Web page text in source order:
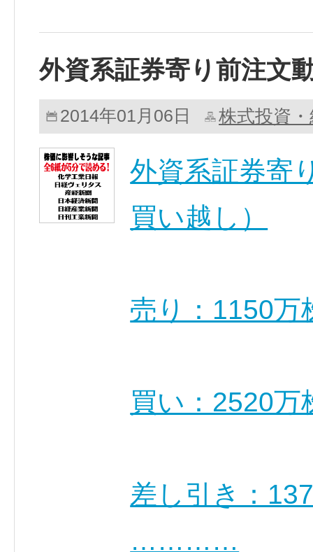
外資系証券寄り前注文
2014年01月06日 株式投資
外資系証券寄
買い越し）
売り：1150万
買い：2520万
差し引き：
…………